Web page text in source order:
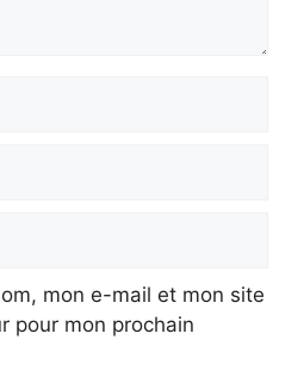
mon e-mail et mon site
pour mon prochain